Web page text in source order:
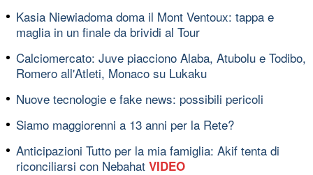
Kasia Niewiadoma doma il Mont Ventoux: tappa e
maglia in un finale da brividi al Tour
Calciomercato: Juve piacciono Alaba, Atubolu e Todibo,
Romero all'Atleti, Monaco su Lukaku
Nuove tecnologie e fake news: possibili pericoli
Siamo maggiorenni a 13 anni per la Rete?
Anticipazioni Tutto per la mia famiglia: Akif tenta di
riconciliarsi con Nebahat VIDEO